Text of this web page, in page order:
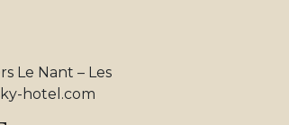
Le Nant – Les
hotel.com